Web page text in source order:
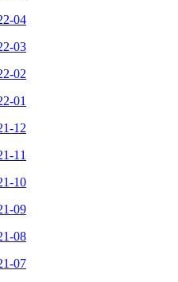
04
03
02
01
12
11
10
09
08
07